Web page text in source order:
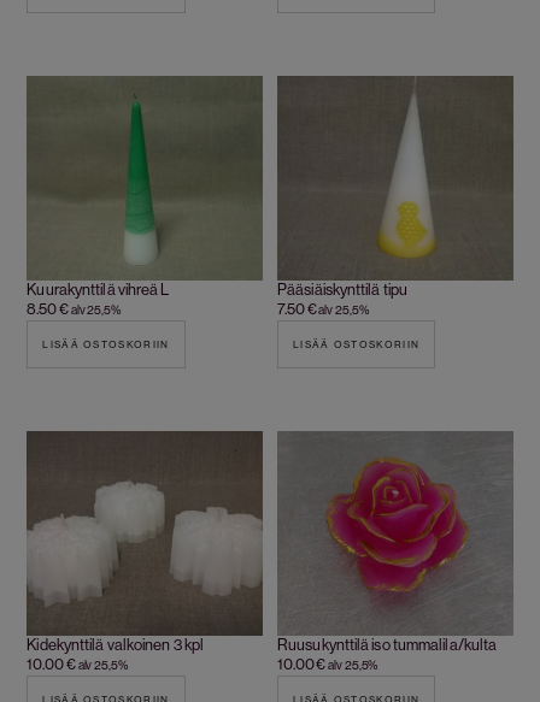
Kuurakynttilä vihreä L
8.50€alv 25,5%
LISÄÄ OSTOSKORIIN
Pääsiäiskynttilä tipu
7.50€alv 25,5%
LISÄÄ OSTOSKORIIN
Kidekynttilä valkoinen 3 kpl
10.00€alv 25,5%
LISÄÄ OSTOSKORIIN
Ruusukynttilä iso tummalila/kulta
10.00€alv 25,5%
LISÄÄ OSTOSKORIIN